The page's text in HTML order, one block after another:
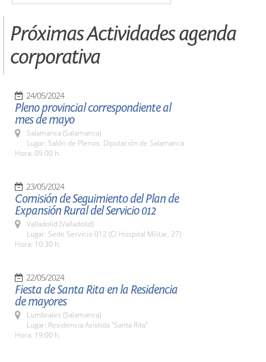
Próximas Actividades agenda
corporativa
24/05/2024
Pleno provincial correspondiente al
mes de mayo
Salamanca (Salamanca)
Lugar: Salón de Plenos. Diputación de Salamanca
Hora: 09:00 h.
23/05/2024
Comisión de Seguimiento del Plan de
Expansión Rural del Servicio 012
Valladolid (Valladolid)
Lugar: Sede Servicio 012 (C/ Hospital Militar, 27)
Hora: 10:30 h.
22/05/2024
Fiesta de Santa Rita en la Residencia
de mayores
Lumbrales (Salamanca)
Lugar: Residencia Asistida "Santa Rita"
Hora: 19:00 h.